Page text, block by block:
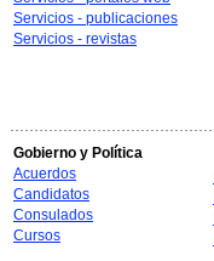
Servicios - publicaciones
Servicios - revistas
Gobierno y Política
Acuerdos
Candidatos
Consulados
Cursos